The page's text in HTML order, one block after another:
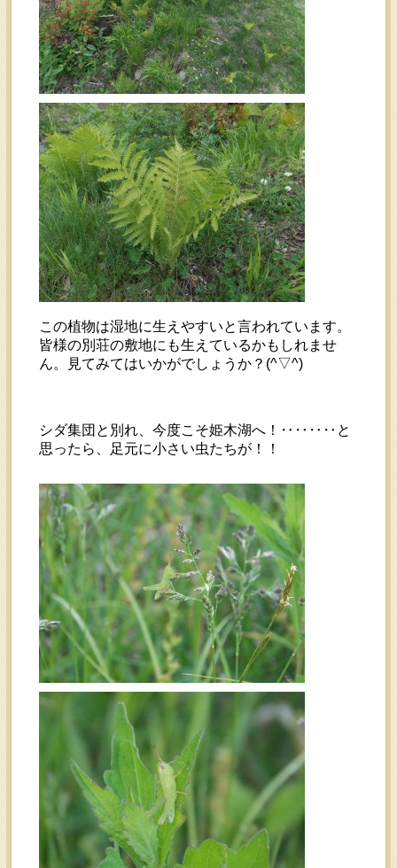
この植物は湿地に生えやすいと言われています。
皆様の別荘の敷地にも生えているかもしれませ
ん。見てみてはいかがでしょうか？(^▽^)
シダ集団と別れ、今度こそ姫木湖へ！‥‥‥‥と
思ったら、足元に小さい虫たちが！！